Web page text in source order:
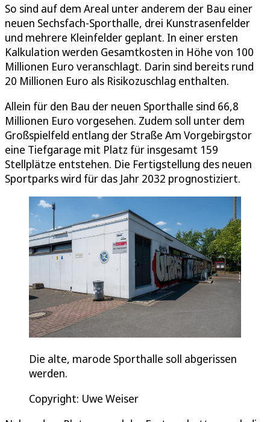
So sind auf dem Areal unter anderem der Bau einer
neuen Sechsfach-Sporthalle, drei Kunstrasenfelder
und mehrere Kleinfelder geplant. In einer ersten
Kalkulation werden Gesamtkosten in Höhe von 100
Millionen Euro veranschlagt. Darin sind bereits rund
20 Millionen Euro als Risikozuschlag enthalten.
Allein für den Bau der neuen Sporthalle sind 66,8
Millionen Euro vorgesehen. Zudem soll unter dem
Großspielfeld entlang der Straße Am Vorgebirgstor
eine Tiefgarage mit Platz für insgesamt 159
Stellplätze entstehen. Die Fertigstellung des neuen
Sportparks wird für das Jahr 2032 prognostiziert.
Die alte, marode Sporthalle soll abgerissen
werden.
Copyright: Uwe Weiser